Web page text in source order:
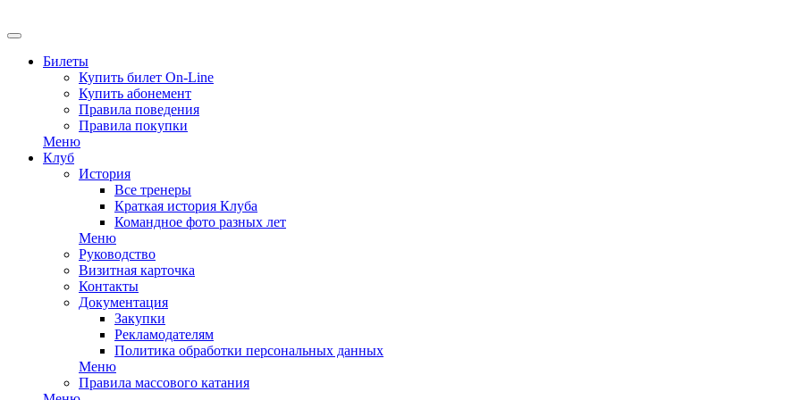
Билеты
Купить билет On-Line
Купить абонемент
Правила поведения
Правила покупки
Меню
Клуб
История
Все тренеры
Краткая история Клуба
Командное фото разных лет
Меню
Руководство
Визитная карточка
Контакты
Документация
Закупки
Рекламодателям
Политика обработки персональных данных
Меню
Правила массового катания